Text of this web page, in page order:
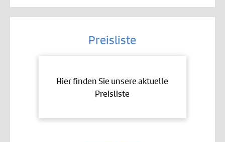
Preisliste
Hier finden Sie unsere aktuelle
Preisliste